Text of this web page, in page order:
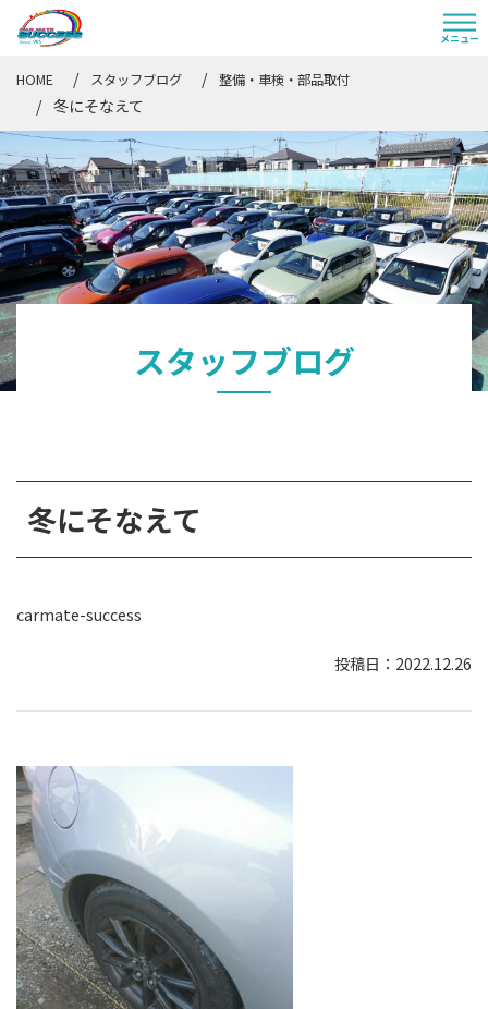
HOME スタッフブログ 整備・車検・部品取付
冬にそなえて
スタッフブログ
冬にそなえて
carmate-success
2022.12.26